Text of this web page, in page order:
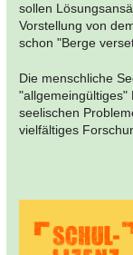
sollen
Vorstellung von
schon "Berge
Die menschliche
"allgemeingültiges"
seelischen
vielfältiges